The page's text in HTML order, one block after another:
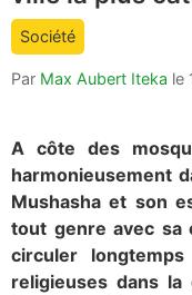
count
Société
Par Max Aubert Iteka le
A côte des
harmonieusement
Mushasha et son
tout genre avec sa
circuler
religieuses dans